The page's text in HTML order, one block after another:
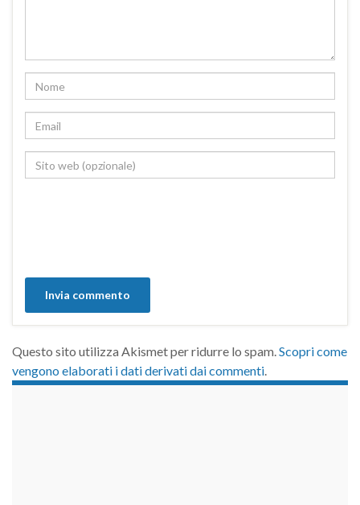
Questo sito utilizza Akismet per ridurre lo spam.Scopri come
vengono elaborati i dati derivati dai commenti.